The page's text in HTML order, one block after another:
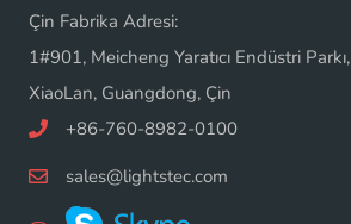
Çin Fabrika Adresi:
1#901, Meicheng Yaratıcı Endüstri Parkı,
XiaoLan, Guangdong, Çin
+86-760-8982-0100
sales@lightstec.com